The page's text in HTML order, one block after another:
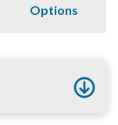
Options